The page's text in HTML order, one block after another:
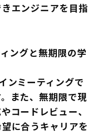
エンジニアを目指
ングと無期限の学
ンミーティングで
また、無期限で現
コードレビュー、
に合うキャリアを